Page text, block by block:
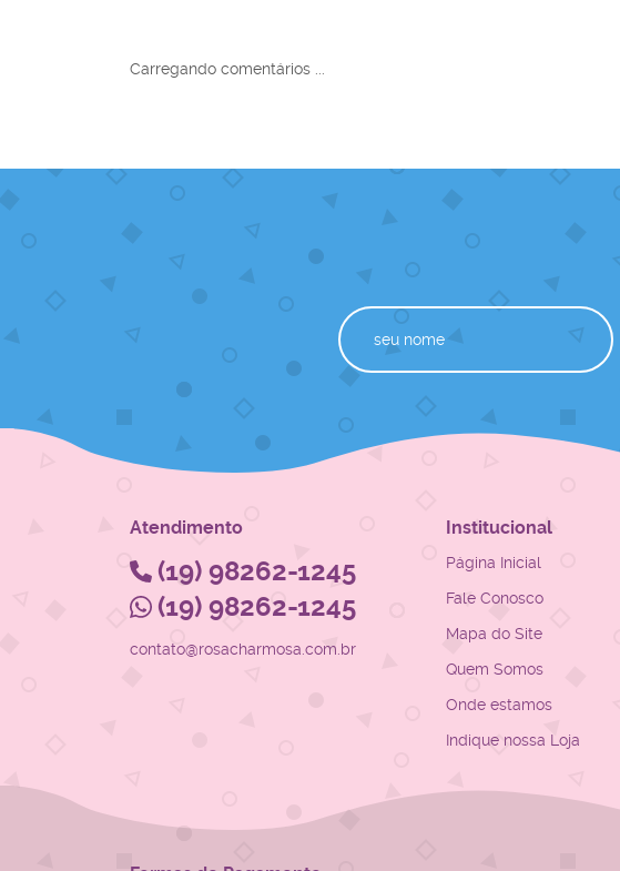
Carregando comentários ...
Atendimento
(19) 98262-1245
(19) 98262-1245
contato@rosacharmosa.com.br
Institucional
Página Inicial
Fale Conosco
Mapa do Site
Quem Somos
Onde estamos
Indique nossa Loja